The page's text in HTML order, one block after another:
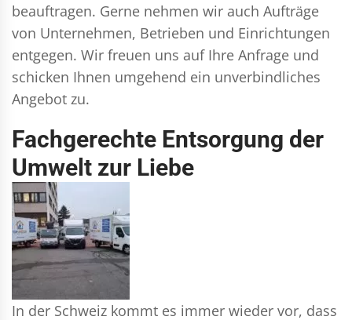
beauftragen. Gerne nehmen wir auch Aufträge
von Unternehmen, Betrieben und Einrichtungen
entgegen. Wir freuen uns auf Ihre Anfrage und
schicken Ihnen umgehend ein unverbindliches
Angebot zu.
Fachgerechte Entsorgung der
Umwelt zur Liebe
In der Schweiz kommt es immer wieder vor, dass